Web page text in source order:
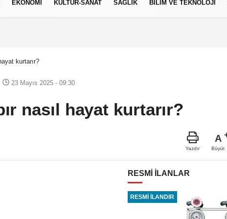
EKONOMİ KÜLTÜR-SANAT SAĞLIK BİLİM VE TEKNOLOJİ
kurtarır?
23 Mayıs 2025 - 09:30
nasıl hayat kurtarır?
Yazdır
A
Büyüt
RESMİ İLANLAR
RESMİ İLANDIR